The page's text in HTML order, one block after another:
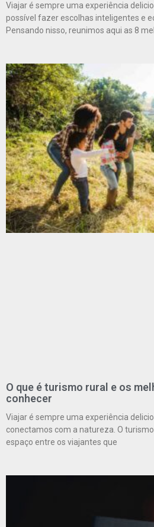
Viajar é sempre uma experiência
possível fazer escolhas inteligentes e
Pensando nisso, reunimos aqui as 8
O que é turismo rural e os
conhecer
Viajar é sempre uma experiência
conectamos com a natureza. O
espaço entre os viajantes que